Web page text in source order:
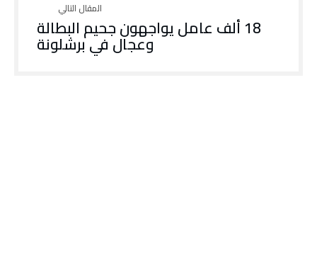
18 ألف عامل يواجهون جحيم البطالة
وعجال في برشلونة